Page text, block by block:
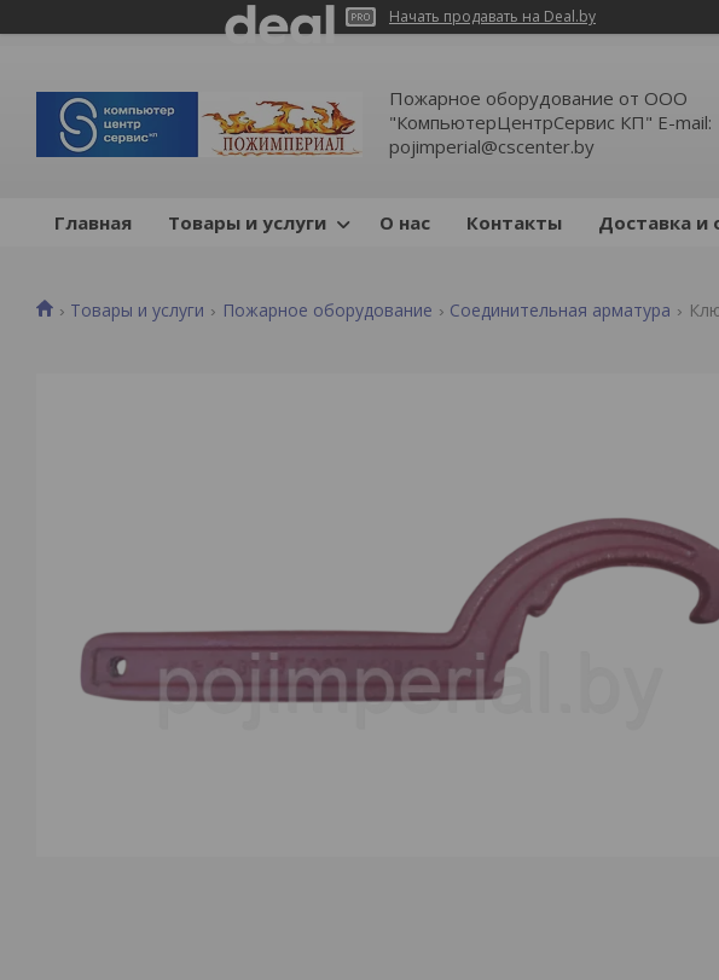
Начать продавать на Deal.by
Пожарное оборудование от ООО
"КомпьютерЦентрСервис КП" E-mail:
pojimperial@cscenter.by
Главная Товары и услуги О нас Контакты Доставка и
Товары и услуги Пожарное оборудование Соединительная арматура